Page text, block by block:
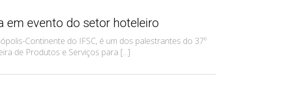
em evento do setor hoteleiro
Continente do IFSC, é um dos palestrantes do 37º
de Produtos e Serviços para [...]